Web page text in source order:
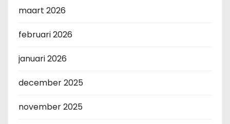
maart 2026
februari 2026
januari 2026
december 2025
november 2025